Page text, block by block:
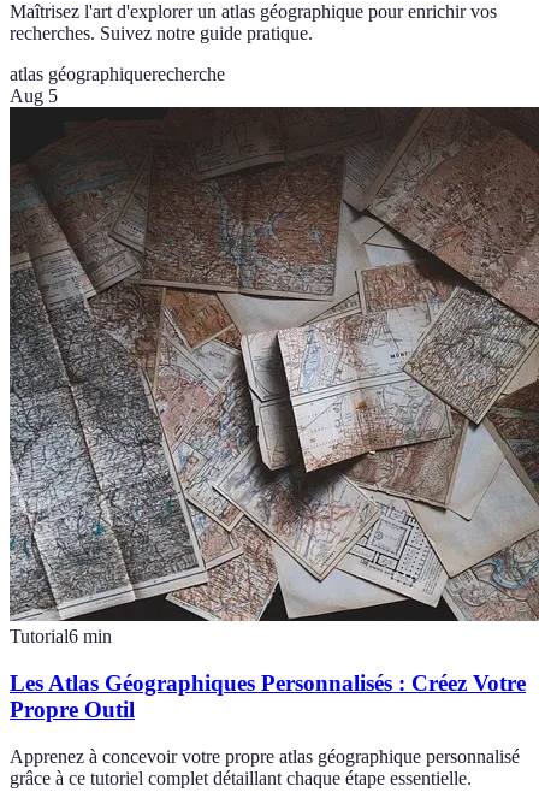
Maîtrisez l'art d'explorer un atlas géographique pour enrichir vos
recherches. Suivez notre guide pratique.
atlas géographiquerecherche
Aug 5
Tutorial6 min
Les Atlas Géographiques Personnalisés : Créez Votre
Propre Outil
Apprenez à concevoir votre propre atlas géographique personnalisé
grâce à ce tutoriel complet détaillant chaque étape essentielle.